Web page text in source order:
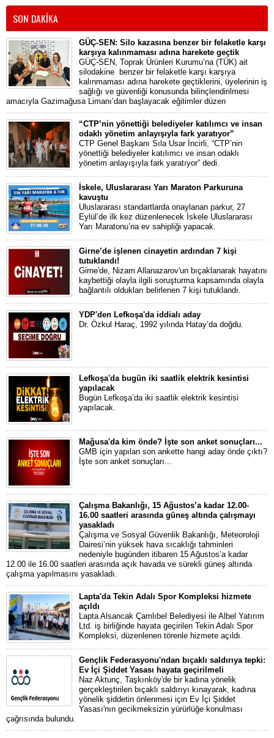
SON DAKİKA
GÜÇ-SEN: Silo kazasına benzer bir felaketle karşı
karşıya kalınmaması adına harekete geçtik
GÜÇ-SEN, Toprak Ürünleri Kurumu’na (TÜK) ait
silodakine benzer bir felaketle karşı karşıya
kalınmaması adına harekete geçtiklerini, üyelerinin iş
sağlığı ve güvenliği konusunda bilinçlendirilmesi
amacıyla Gazimağusa Limanı’dan başlayacak eğitimler düzen
“CTP’nin yönettiği belediyeler katılımcı ve insan
odaklı yönetim anlayışıyla fark yaratıyor”
CTP Genel Başkanı Sıla Usar İncirli, “CTP’nin
yönettiği belediyeler katılımcı ve insan odaklı
yönetim anlayışıyla fark yaratıyor” dedi.
İskele, Uluslararası Yarı Maraton Parkuruna
kavuştu
Uluslararası standartlarda onaylanan parkur, 27
Eylül’de ilk kez düzenlenecek İskele Uluslararası
Yarı Maratonu’na ev sahipliği yapacak.
Girne’de işlenen cinayetin ardından 7 kişi
tutuklandı!
Girne'de, Nizam Allanazarov'un bıçaklanarak hayatını
kaybettiği olayla ilgili soruşturma kapsamında olayla
bağlantılı oldukları belirlenen 7 kişi tutuklandı.
YDP'den Lefkoşa'da iddialı aday
Dr. Özkul Haraç, 1992 yılında Hatay’da doğdu.
Lefkoşa'da bugün iki saatlik elektrik kesintisi
yapılacak
Bugün Lefkoşa’da iki saatlik elektrik kesintisi
yapılacak.
Mağusa'da kim önde? İşte son anket sonuçları...
GMB için yapılan son ankette hangi aday önde çıktı?
İşte son anket sonuçları...
Çalışma Bakanlığı, 15 Ağustos’a kadar 12.00-
16.00 saatleri arasında güneş altında çalışmayı
yasakladı
Çalışma ve Sosyal Güvenlik Bakanlığı, Meteoroloji
Dairesi’nin yüksek hava sıcaklığı tahminleri
nedeniyle bugünden itibaren 15 Ağustos’a kadar
12.00 ile 16.00 saatleri arasında açık havada ve sürekli güneş altında
çalışma yapılmasını yasakladı.
Lapta'da Tekin Adalı Spor Kompleksi hizmete
açıldı
Lapta Alsancak Çamlıbel Belediyesi ile Albel Yatırım
Ltd. iş birliğinde hayata geçirilen Tekin Adalı Spor
Kompleksi, düzenlenen törenle hizmete açıldı.
Gençlik Federasyonu'ndan bıçaklı saldırıya tepki:
Ev İçi Şiddet Yasası hayata geçirilmeli
Naz Aktunç, Taşkınköy'de bir kadına yönelik
gerçekleştirilen bıçaklı saldırıyı kınayarak, kadına
yönelik şiddetin önlenmesi için Ev İçi Şiddet
Yasası'nın gecikmeksizin yürürlüğe konulması
çağrısında bulundu.